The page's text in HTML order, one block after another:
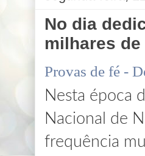
No dia
milhares
Provas de fé -
Nesta época
Nacional de
frequência